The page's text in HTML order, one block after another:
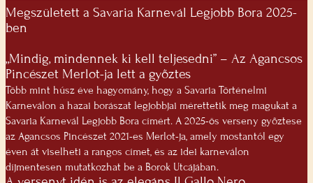
Megszületett a Savaria Karnevál Legjobb Bora 2025-
ben
„Mindig, mindennek ki kell teljesedni” – Az Agancsos
Pincészet Merlot-ja lett a győztes
Több mint húsz éve hagyomány, hogy a Savaria Történelmi
Karneválon a hazai borászat legjobbjai mérettetik meg magukat a
Savaria Karnevál Legjobb Bora címért. A 2025-ös verseny győztese
az Agancsos Pincészet 2021-es Merlot-ja, amely mostantól egy
éven át viselheti a rangos címet, és az idei karneválon
díjmentesen mutatkozhat be a Borok Utcájában.